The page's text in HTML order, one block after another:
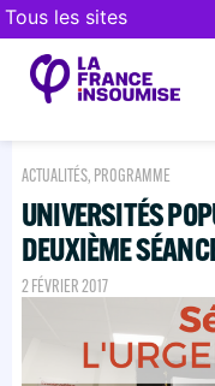
Tous les sites
ACTUALITÉS, PROGRAMME
UNIVERSITÉS
DEUXIÈME
2 FÉVRIER 2017